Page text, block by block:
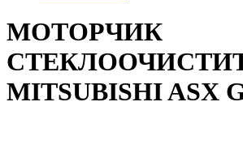
МОТОРЧИК
MITSUBISHI ASX